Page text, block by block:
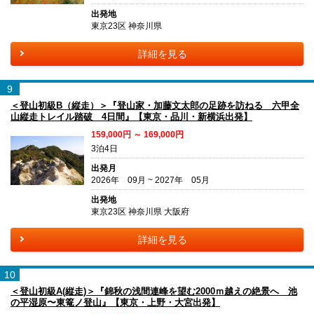
出発地
東京23区 神奈川県
詳細を見る
9
＜登山初級B（縦走）＞『登山家・加藤文太郎の足跡を訪ねる 六甲全
山縦走トレイル踏破 4日間』【東京・品川・新横浜出発】
159,000円 ～ 169,000円
3泊4日
出発月
2026年 09月 ~ 2027年 05月
出発地
東京23区 神奈川県 大阪府
詳細を見る
10
＜登山初級A(縦走)＞『錦秋の浅間連峰を望む2000ｍ越えの絶景へ 池
の平湿原〜東篭ノ登山』【東京・上野・大宮出発】